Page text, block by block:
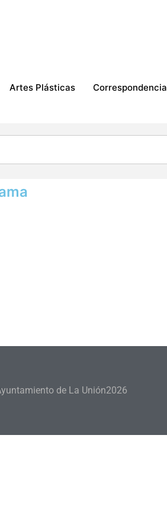
Artes Plásticas Correspondencia
de La Unión2026